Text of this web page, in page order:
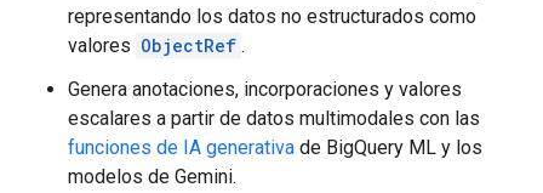
representando los datos no estructurados como
valores ObjectRef .
Genera anotaciones, incorporaciones y valores
escalares a partir de datos multimodales con las
funciones de IA generativa de BigQuery ML y los
modelos de Gemini.